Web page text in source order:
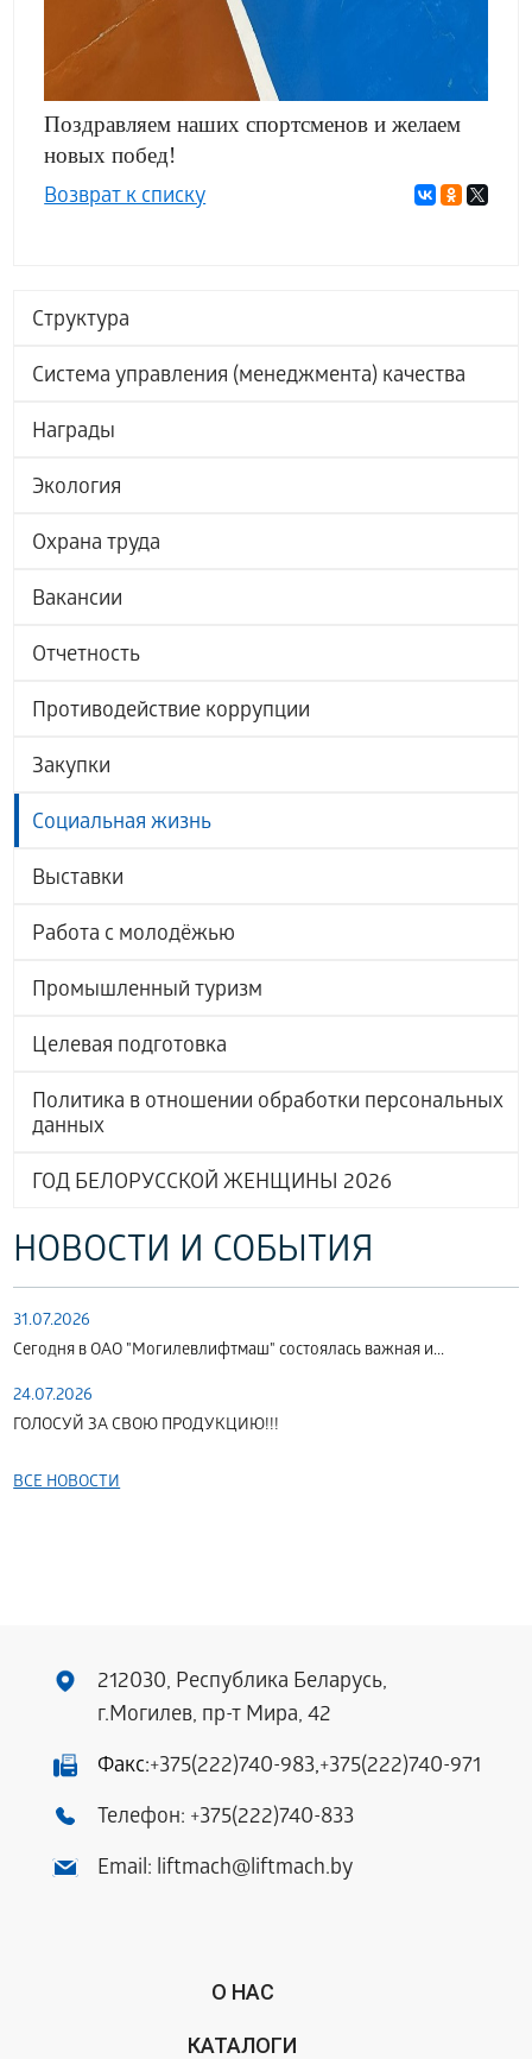
Структура
Система управления (менеджмента) качества
Награды
Экология
Охрана труда
Вакансии
Отчетность
Противодействие коррупции
Закупки
Социальная жизнь
Выставки
Работа с молодёжью
Промышленный туризм
Целевая подготовка
Политика в отношении обработки персональных
данных
ГОД БЕЛОРУССКОЙ ЖЕНЩИНЫ 2026
НОВОСТИ И СОБЫТИЯ
31.07.2026
Сегодня в ОАО "Могилевлифтмаш" состоялась важная и...
24.07.2026
ГОЛОСУЙ ЗА СВОЮ ПРОДУКЦИЮ!!!
ВСЕ НОВОСТИ
Поздравляем наших спортсменов и желаем
новых побед!
Возврат к списку
212030, Республика Беларусь,
г.Могилев, пр-т Мира, 42
Факс:+375(222)740-983,+375(222)740-971
Телефон: +375(222)740-833
Email: liftmach@liftmach.by
О НАС
КАТАЛОГИ